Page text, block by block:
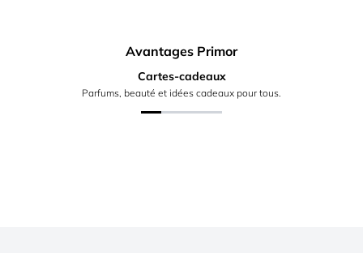
Avantages Primor
Cartes-cadeaux
Parfums, beauté et idées cadeaux pour tous.